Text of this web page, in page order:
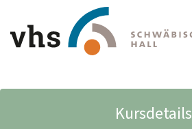
Kursdetails